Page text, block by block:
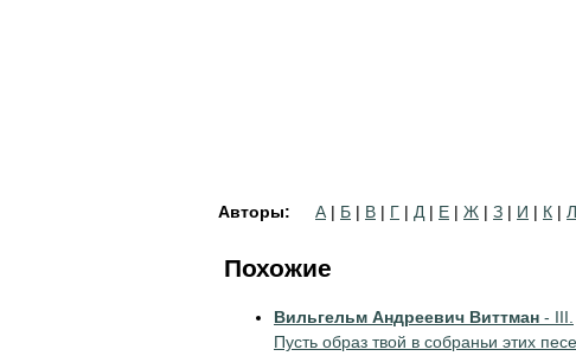
Авторы: А | Б | В | Г | Д | Е | Ж | З | И | К | Л
Похожие
Вильгельм Андреевич Виттман - III.
Пусть образ твой в собраньи этих